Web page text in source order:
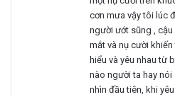
cơn mưa vậy tôi lúc
người ướt sũng ,
mắt và nụ cười
hiểu và yêu nhau từ
nào người ta hay nói
nhìn đầu tiên, khi